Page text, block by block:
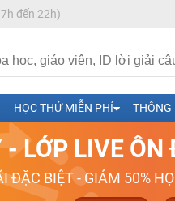
đến 22h)
HỌC THỬ MIỄN PHÍ THÔNG
- LỚP LIVE
ĐẶC BIỆT - GIẢM 50%
Địa cùng Thầy Cô giỏi, nổi tiếng